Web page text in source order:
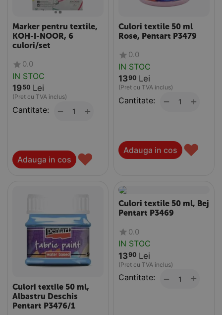
Marker pentru textile,
KOH-I-NOOR, 6
culori/set
0.0
IN STOC
1950 Lei
(Pret cu TVA inclus)
Cantitate: +
−
Adauga in cos ♥
Culori textile 50 ml
Rose, Pentart P3479
0.0
IN STOC
1390 Lei
(Pret cu TVA inclus)
Cantitate: +
−
Adauga in cos ♥
Culori textile 50 ml,
Albastru Deschis
Pentart P3476/1
Culori textile 50 ml, Bej
Pentart P3469
0.0
IN STOC
1390 Lei
(Pret cu TVA inclus)
Cantitate: +
−